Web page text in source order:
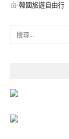
韓國旅遊自由行